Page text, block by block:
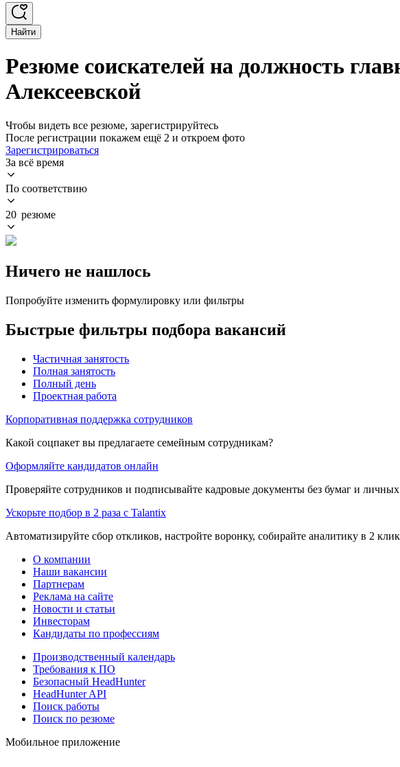
Найти
Резюме соискателей на должность
Алексеевской
Чтобы видеть все резюме, зарегистрируйтесь
После регистрации покажем ещё 2 и откроем фото
Зарегистрироваться
За всё время
По соответствию
20 резюме
Ничего не нашлось
Попробуйте изменить формулировку или фильтры
Быстрые фильтры подбора вакансий
Частичная занятость
Полная занятость
Полный день
Проектная работа
Корпоративная поддержка сотрудников
Какой соцпакет вы предлагаете семейным сотрудникам?
Оформляйте кандидатов онлайн
Проверяйте сотрудников и подписывайте кадровые документы без бумаг и личных
Ускорьте подбор в 2 раза с Talantix
Автоматизируйте сбор откликов, настройте воронку, собирайте аналитику в 2
О компании
Наши вакансии
Партнерам
Реклама на сайте
Новости и статьи
Инвесторам
Кандидаты по профессиям
Производственный календарь
Требования к ПО
Безопасный HeadHunter
HeadHunter API
Поиск работы
Поиск по резюме
Мобильное приложение